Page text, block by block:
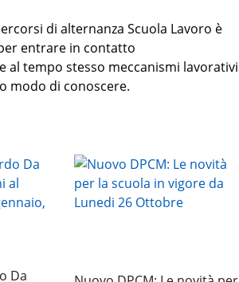
di alternanza Scuola Lavoro è
entrare in contatto
al tempo stesso meccanismi lavorativi
modo di conoscere.
Da